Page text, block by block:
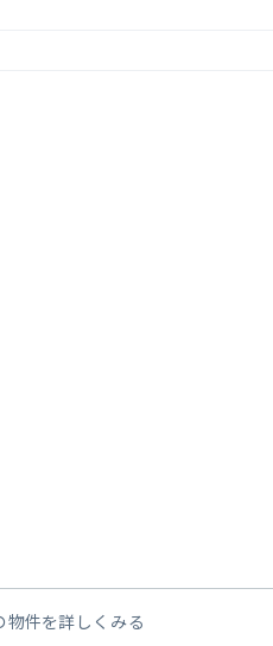
物件を詳しくみる